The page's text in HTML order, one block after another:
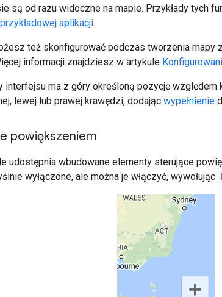
są od razu widoczne na mapie. Przykłady tych
przykładowej aplikacji.
też skonfigurować podczas tworzenia mapy
informacji znajdziesz w artykule
interfejsu ma z góry określoną pozycję
lewej lub prawej krawędzi, dodając wypełnienie
powiększeniem
udostępnia wbudowane elementy sterujące
wyłączone, ale można je włączyć, wywołując